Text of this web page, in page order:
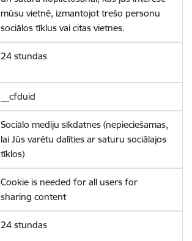
mūsu vietnē, izmantojot trešo personu
sociālos tīklus vai citas vietnes.
24 stundas
__cfduid
Sociālo mediju sīkdatnes (nepieciešamas,
lai Jūs varētu dalīties ar saturu sociālajos
tīklos)
Cookie is needed for all users for
sharing content
24 stundas